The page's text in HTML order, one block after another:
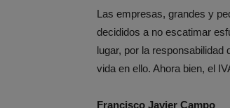
Las empresas, grandes y
decididos a no escatimar
lugar, por la
vida en ello. Ahora bien, el
Francisco Javier Campo